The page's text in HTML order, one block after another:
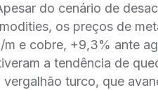
do cenário de
os preços de
m e cobre, +9,3% ante
a tendência de
turco, que